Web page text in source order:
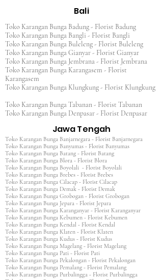
Bali
Toko Karangan Bunga Badung - Florist Badung
Toko Karangan Bunga Bangli - Florist Bangli
Toko Karangan Bunga Buleleng - Florist Buleleng
Toko Karangan Bunga Gianyar - Florist Gianyar
Toko Karangan Bunga Jembrana - Florist Jembrana
Toko Karangan Bunga Karangasem - Florist
Karangasem
Toko Karangan Bunga Klungkung - Florist Klungkung
Toko Karangan Bunga Tabanan - Florist Tabanan
Toko Karangan Bunga Denpasar - Florist Denpasar
Jawa Tengah
Toko Karangan Bunga Banjarnegara - Florist Banjarnegara
Toko Karangan Bunga Banyumas - Florist Banyumas
Toko Karangan Bunga Batang - Florist Batang
Toko Karangan Bunga Blora - Florist Blora
Toko Karangan Bunga Boyolali - Florist Boyolali
Toko Karangan Bunga Brebes - Florist Brebes
Toko Karangan Bunga Cilacap - Florist Cilacap
Toko Karangan Bunga Demak - Florist Demak
Toko Karangan Bunga Grobogan - Florist Grobogan
Toko Karangan Bunga Jepara - Florist Jepara
Toko Karangan Bunga Karanganyar - Florist Karanganyar
Toko Karangan Bunga Kebumen - Florist Kebumen
Toko Karangan Bunga Kendal - Florist Kendal
Toko Karangan Bunga Klaten - Florist Klaten
Toko Karangan Bunga Kudus - Florist Kudus
Toko Karangan Bunga Magelang - Florist Magelang
Toko Karangan Bunga Pati - Florist Pati
Toko Karangan Bunga Pekalongan - Florist Pekalongan
Toko Karangan Bunga Pemalang - Florist Pemalang
Toko Karangan Bunga Purbalingga - Florist Purbalingga